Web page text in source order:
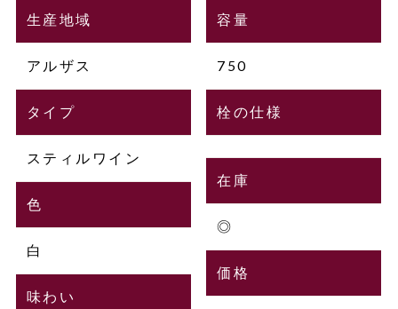
生産地域
アルザス
タイプ
スティルワイン
色
白
味わい
容量
750
栓の仕様
在庫
◎
価格